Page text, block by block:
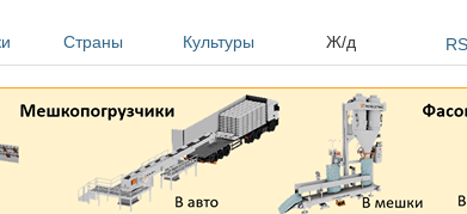
Страны Культуры Ж/д